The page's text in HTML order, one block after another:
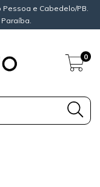
e Cabedelo/PB.
0